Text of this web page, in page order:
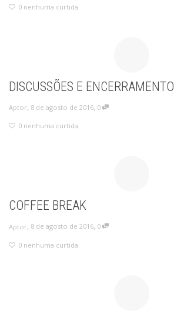
0 nenhuma curtida
DISCUSSÕES E ENCERRAMENTO
Aptor 8 de agosto de 2016 0
0 nenhuma curtida
COFFEE BREAK
Aptor, 8 de agosto de 2016, 0
0 nenhuma curtida